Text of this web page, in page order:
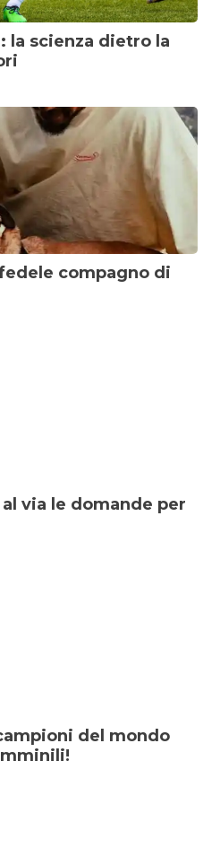
la scienza dietro la
compagno di
via le domande per
del mondo